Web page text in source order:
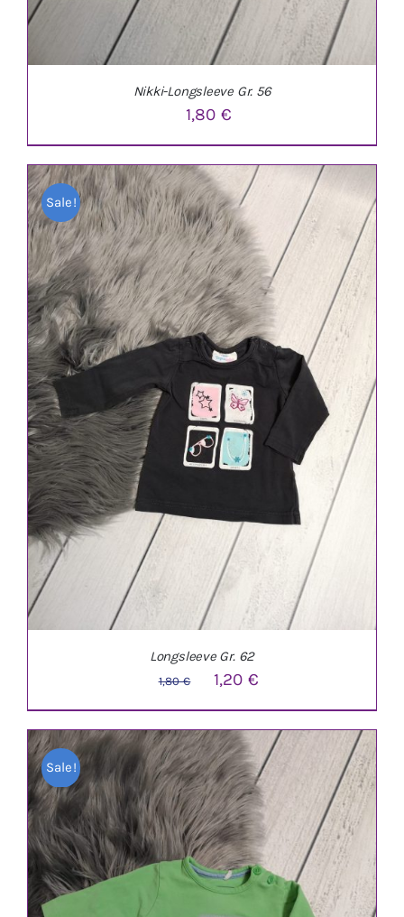
IN DEN WARENKORB / DETAILS
Nikki-Longsleeve Gr. 56
1,80€
Sale!
IN DEN WARENKORB / DETAILS
Longsleeve Gr. 62
1,80€
Ursprünglicher
Preis
war:
1,80 €
1,20€
Preis
ist:
1,20 €.
Sale!